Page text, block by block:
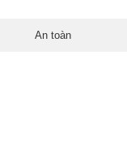
An toàn